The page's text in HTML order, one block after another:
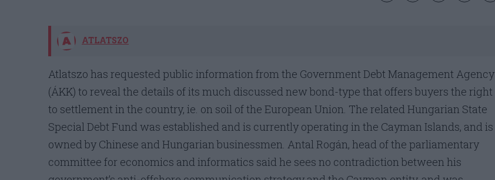
ATLATSZO
Atlatszo has requested public information from the Government Debt Management Agency
(ÁKK) to reveal the details of its much discussed new bond-type that offers buyers the right
to settlement in the country, ie. on soil of the European Union. The related Hungarian State
Special Debt Fund was established and is currently operating in the Cayman Islands, and is
owned by Chinese and Hungarian businessmen. Antal Rogán, head of the parliamentary
committee for economics and informatics said he sees no contradiction between his